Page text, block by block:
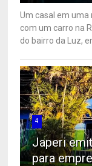
Um casal em
com um carro na
do bairro da Luz,
4
Japeri
para